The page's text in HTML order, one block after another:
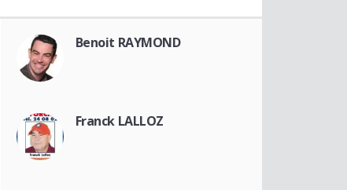
Benoit RAYMOND
Franck LALLOZ